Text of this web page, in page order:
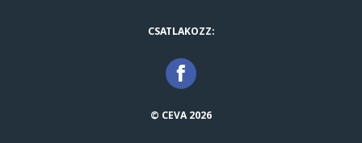
CSATLAKOZZ:
© CEVA 2026